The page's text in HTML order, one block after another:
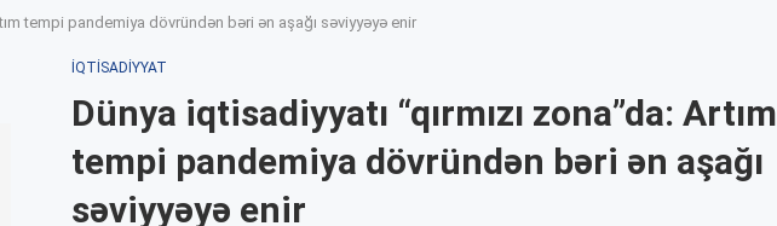
tempi pandemiya dövründən bəri ən aşağı səviyyəyə enir
İQTISADIYYAT
Dünya iqtisadiyyatı “qırmızı zona”da: Artım
tempi pandemiya dövründən bəri ən aşağı
səviyyəyə enir